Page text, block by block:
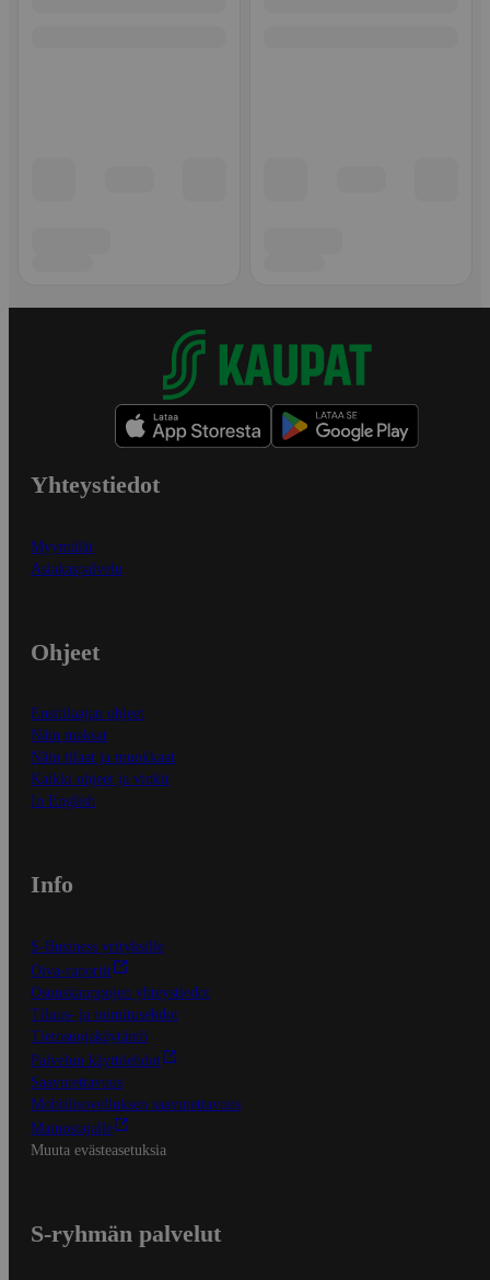
Yhteystiedot
Myymälät
Asiakaspalvelu
Ohjeet
Ensitilaajan ohjeet
Näin maksat
Näin tilaat ja muokkaat
Kaikki ohjeet ja vinkit
In English
Info
S-Business yrityksille
Oiva-raportit
Osuuskauppojen yhteystiedot
Tilaus- ja toimitusehdot
Tietosuojakäytäntö
Palvelun käyttöehdot
Saavutettavuus
Mobiilisovelluksen saavutettavuus
Mainostajalle
Muuta evästeasetuksia
S-ryhmän palvelut